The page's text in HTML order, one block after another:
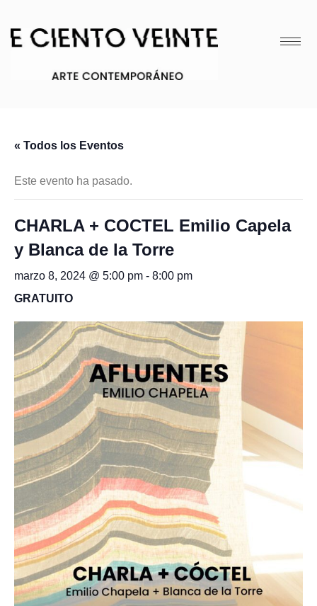
« Todos los Eventos
Este evento ha pasado.
CHARLA + COCTEL Emilio Capela
y Blanca de la Torre
marzo 8, 2024 @ 5:00 pm - 8:00 pm
GRATUITO